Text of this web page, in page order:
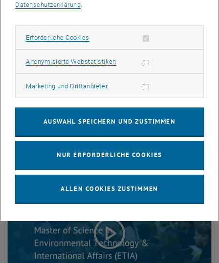
Subseiten von
News
Das Neueste aus unserem MSc-Programm.
Datenschutzerklärung.
Erforderliche Cookies Erforderliche Cookies zulassen
Anonymisierte WebstatistikenStatistik Cookies zulassen
Marketing und DrittanbieterMarketing Cookies zulassen
AUSWAHL SPEICHERN UND ZUSTIMMEN
NUR ERFORDERLICHE COOKIES
ALLEN COOKIES ZUSTIMMEN